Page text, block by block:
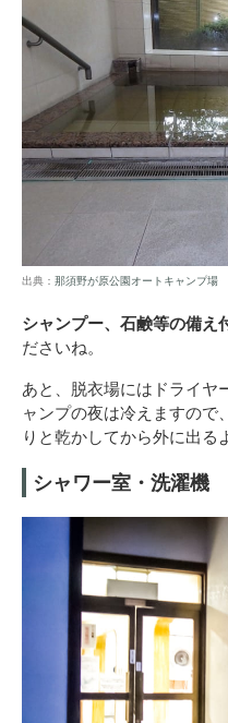
出典： 那須野が原公園オートキャンプ場
シャンプー、石鹸等の備え
ださいね。
あと、脱衣場にはドライヤ
ャンプの夜は冷えますので
りと乾かしてから外に出る
シャワー室・洗濯機